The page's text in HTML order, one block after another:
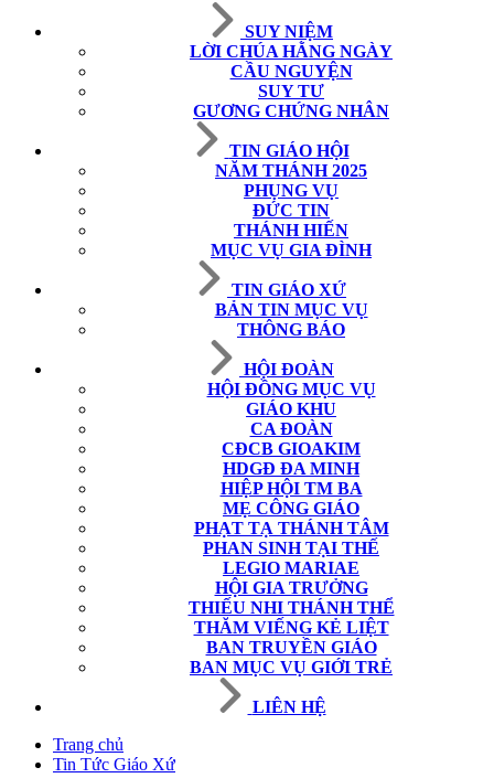
SUY NIỆM
LỜI CHÚA HẰNG NGÀY
CẦU NGUYỆN
SUY TƯ
GƯƠNG CHỨNG NHÂN
TIN GIÁO HỘI
NĂM THÁNH 2025
PHỤNG VỤ
ĐỨC TIN
THÁNH HIẾN
MỤC VỤ GIA ĐÌNH
TIN GIÁO XỨ
BẢN TIN MỤC VỤ
THÔNG BÁO
HỘI ĐOÀN
HỘI ĐỒNG MỤC VỤ
GIÁO KHU
CA ĐOÀN
CĐCB GIOAKIM
HDGĐ ĐA MINH
HIỆP HỘI TM BA
MẸ CÔNG GIÁO
PHẠT TẠ THÁNH TÂM
PHAN SINH TẠI THẾ
LEGIO MARIAE
HỘI GIA TRƯỞNG
THIẾU NHI THÁNH THỂ
THĂM VIẾNG KẺ LIỆT
BAN TRUYỀN GIÁO
BAN MỤC VỤ GIỚI TRẺ
LIÊN HỆ
Trang chủ
Tin Tức Giáo Xứ